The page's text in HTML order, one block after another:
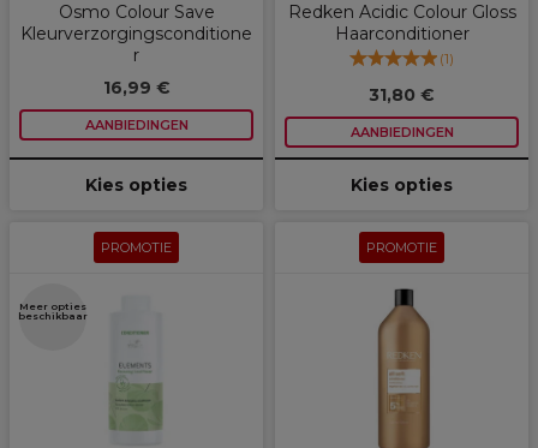
Osmo Colour Save
Kleurverzorgingsconditione
r
16,99 €
AANBIEDINGEN
Kies opties
Redken Acidic Colour Gloss
Haarconditioner
(1)
31,80 €
AANBIEDINGEN
Kies opties
PROMOTIE
Meer opties
beschikbaar
PROMOTIE